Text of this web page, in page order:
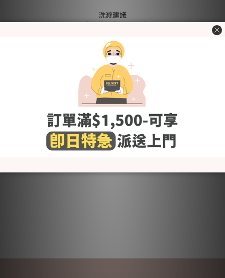
洗滌建議
- 使用前請先清洗乾淨
- 建議使用嬰幼兒衣物專用清潔劑，避免柔順劑,含氯及螢光劑的
清潔劑